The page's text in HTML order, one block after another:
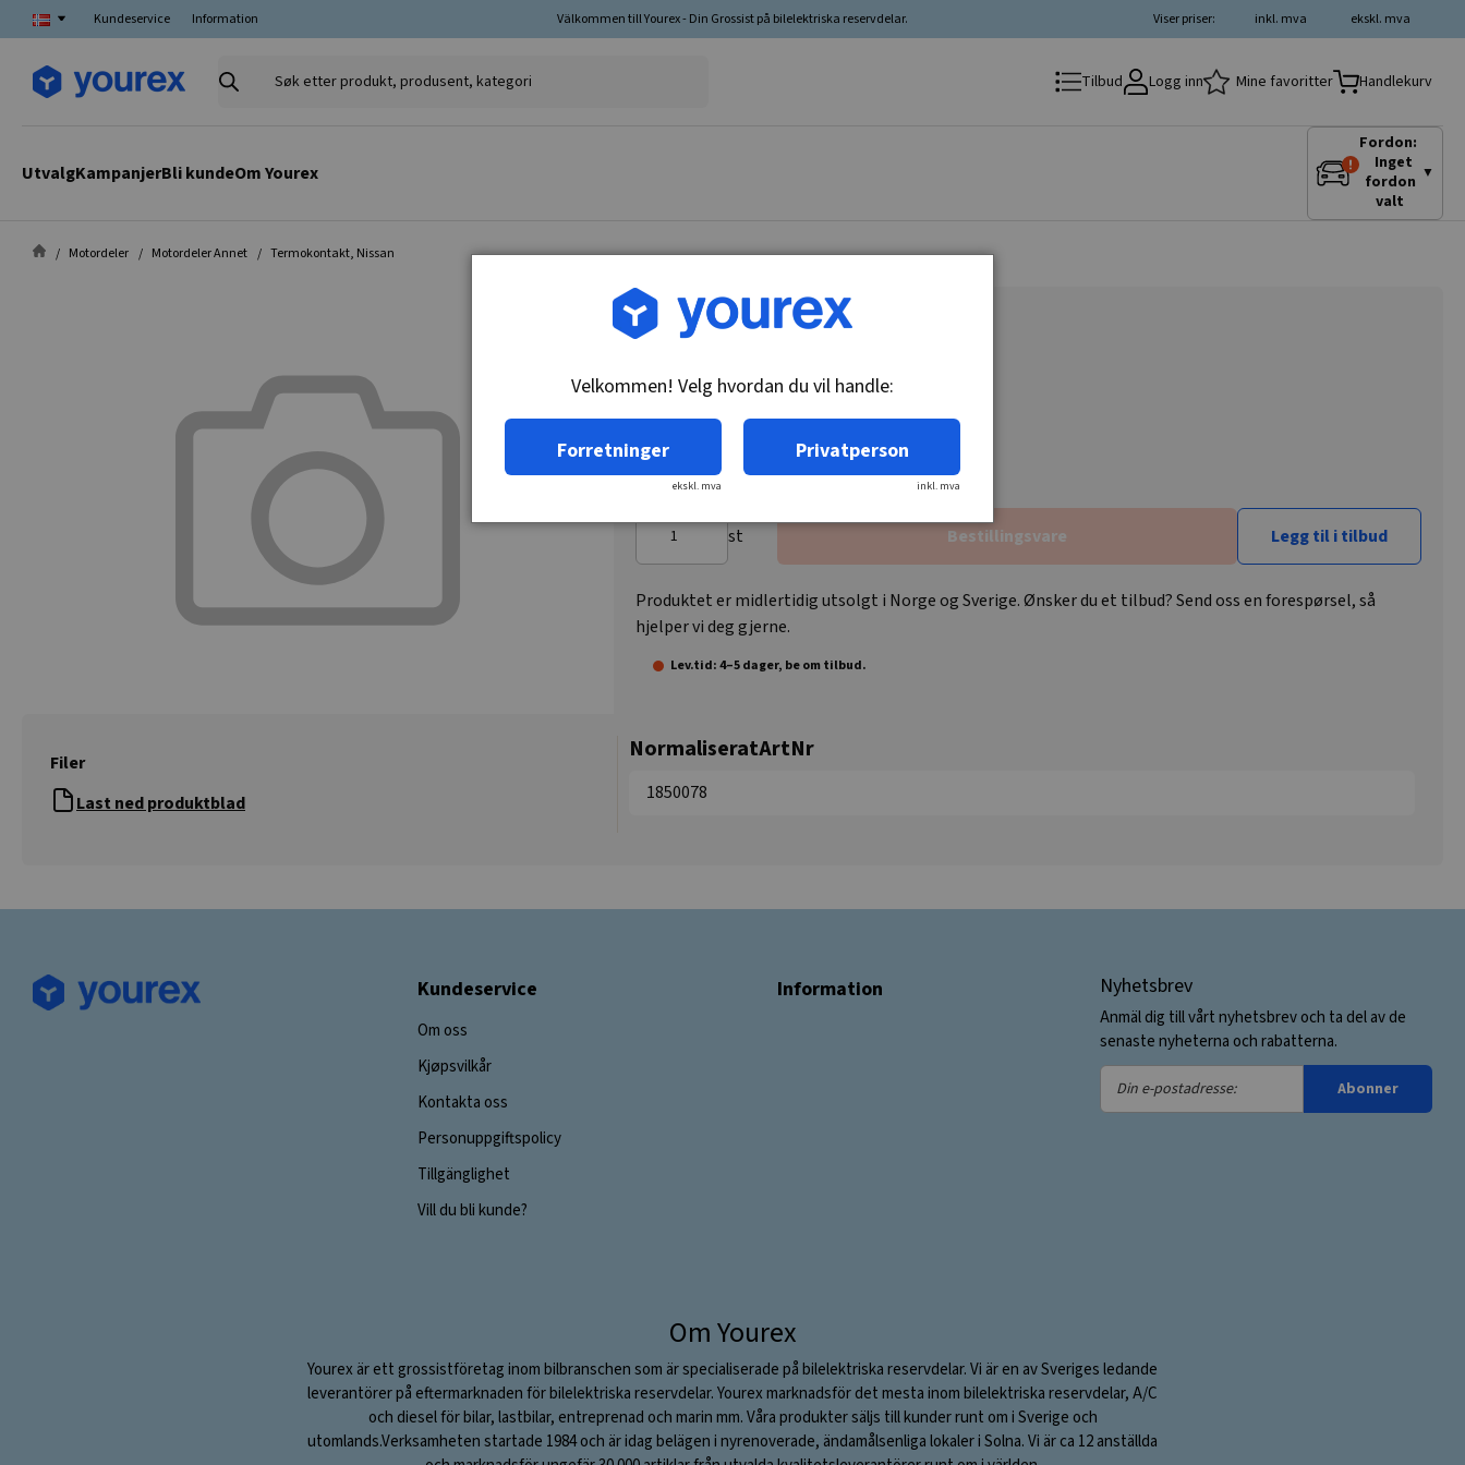
Kundeservice Information Välkommen till Yourex - Din Grossist på bilelektriska reservdelar. ekskl. mva
inkl. mva
Viser priser:
Søk
kategori
Tilbud Logg inn Mine favoritter Handlekurv
UtvalgKampanjerBli kundeOm Yourex
Fordon:
Inget
fordon
valt
▼
Motordeler Motordeler Annet Termokontakt, Nissan
Varenr.: 1850078
348,71kr inkl. mva.
st Bestillingsvare Legg til i tilbud
Produktet er midlertidig utsolgt i Norge og Sverige. Ønsker du et tilbud? Send oss en forespørsel, så
hjelper vi deg gjerne.
Lev.tid: 4–5 dager, be om tilbud.
Filer
Last ned produktblad
NormaliseratArtNr
1850078
Kundeservice
Om oss
Kjøpsvilkår
Kontakta oss
Personuppgiftspolicy
Tillgänglighet
Vill du bli kunde?
Information Nyhetsbrev
Anmäl dig till vårt nyhetsbrev och ta del av de
senaste nyheterna och rabatterna.
Din
e-
Abonner
Om Yourex
Yourex är ett grossistföretag inom bilbranschen som är specialiserade på bilelektriska reservdelar. Vi är en av Sveriges ledande
leverantörer på eftermarknaden för bilelektriska reservdelar. Yourex marknadsför det mesta inom bilelektriska reservdelar, A/C
och diesel för bilar, lastbilar, entreprenad och marin mm. Våra produkter säljs till kunder runt om i Sverige och
utomlands.Verksamheten startade 1984 och är idag belägen i nyrenoverade, ändamålsenliga lokaler i Solna. Vi är ca 12 anställda
Velkommen! Velg hvordan du vil handle:
Forretninger
ekskl. mva
Privatperson
inkl. mva